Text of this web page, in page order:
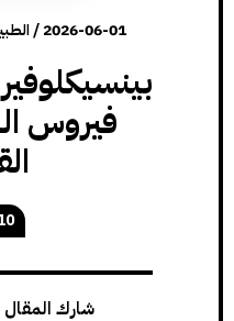
2026-06-01
/
فيروس
شارك